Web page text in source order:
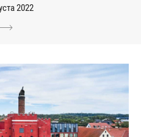
2022